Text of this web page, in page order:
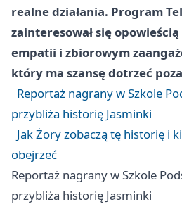
realne działania. Program
zainteresował się
empatii i zbiorowym
który ma szansę dotrzeć
Reportaż nagrany w Szkole
przybliża historię Jasminki
Jak Żory zobaczą tę historię i
obejrzeć
Reportaż nagrany w Szkole
przybliża historię Jasminki